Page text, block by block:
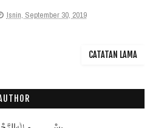
Isnin, September 30, 2019
CATATAN LAMA